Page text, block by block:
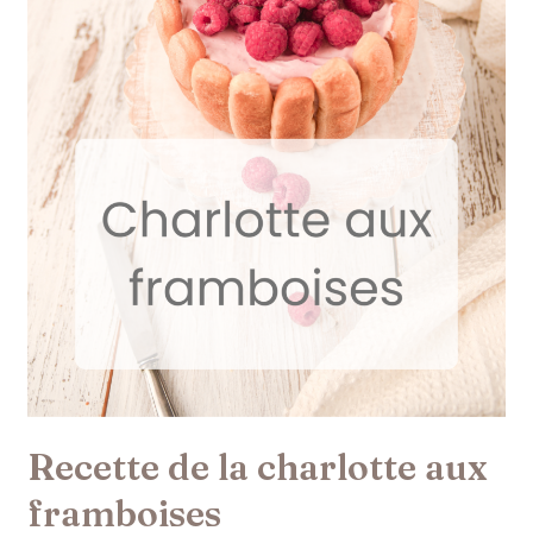
Recette de la charlotte aux
framboises